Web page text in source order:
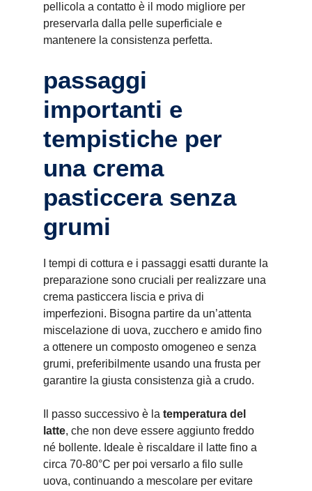
pellicola a contatto è il modo migliore per
preservarla dalla pelle superficiale e
mantenere la consistenza perfetta.
passaggi
importanti e
tempistiche per
una crema
pasticcera senza
grumi
I tempi di cottura e i passaggi esatti durante la
preparazione sono cruciali per realizzare una
crema pasticcera liscia e priva di
imperfezioni. Bisogna partire da un’attenta
miscelazione di uova, zucchero e amido fino
a ottenere un composto omogeneo e senza
grumi, preferibilmente usando una frusta per
garantire la giusta consistenza già a crudo.
Il passo successivo è la temperatura del
latte, che non deve essere aggiunto freddo
né bollente. Ideale è riscaldare il latte fino a
circa 70-80°C per poi versarlo a filo sulle
uova, continuando a mescolare per evitare